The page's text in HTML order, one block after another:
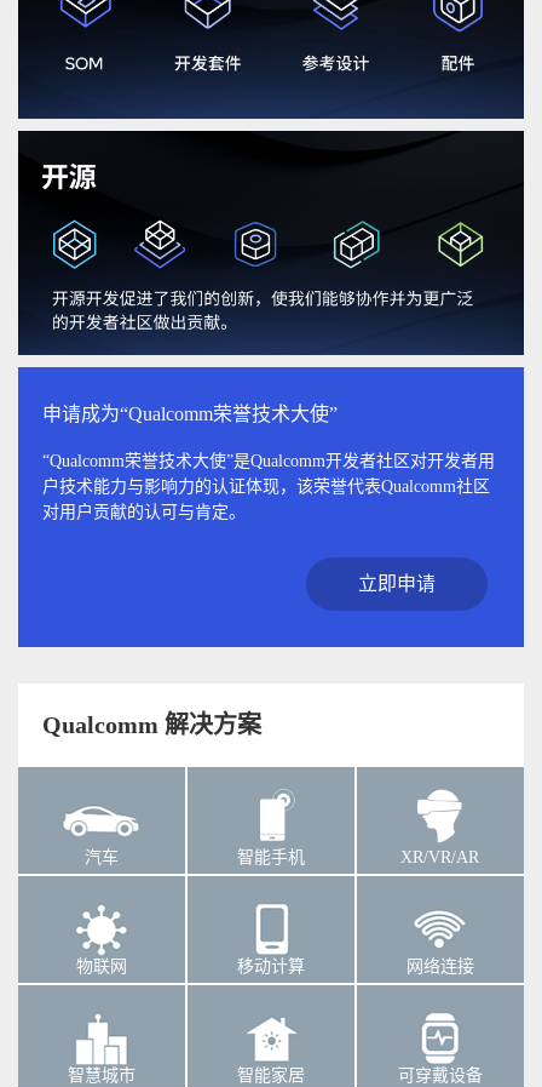
申请成为“Qualcomm荣誉技术大使”
“Qualcomm荣誉技术大使”是Qualcomm开发者社区对开发者用
户技术能力与影响力的认证体现，该荣誉代表Qualcomm社区
对用户贡献的认可与肯定。
立即申请
Qualcomm 解决方案
汽车 智能手机 XR/VR/AR
物联网 移动计算 网络连接
智慧城市 智能家居 可穿戴设备